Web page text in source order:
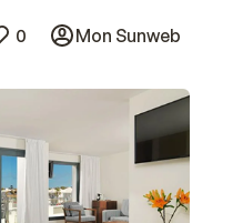
0 Mon Sunweb